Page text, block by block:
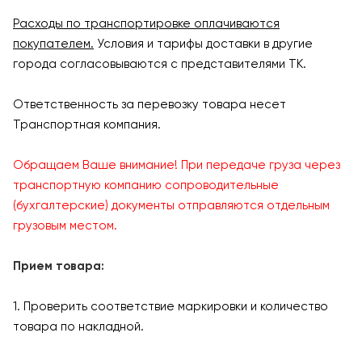
Расходы по транспортировке оплачиваются
покупателем. Условия и тарифы доставки в другие
города согласовываются с представителями ТК.
Ответственность за перевозку товара несет
Транспортная компания.
Обращаем Ваше внимание! При передаче груза через
транспортную компанию сопроводительные
(бухгалтерские) документы отправляются отдельным
грузовым местом.
Прием товара:
1. Проверить соответствие маркировки и количество
товара по накладной.